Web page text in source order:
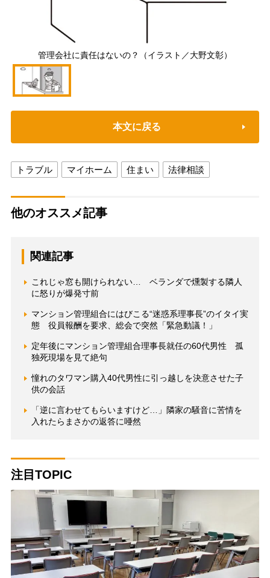
管理会社に責任はないの？（イラスト／大野文彰）
本文に戻る
トラブル マイホーム 住まい 法律相談
他のオススメ記事
関連記事
これじゃ窓も開けられない… ベランダで燻製する隣人
に怒りが爆発寸前
マンション管理組合にはびこる“迷惑系理事長”のイタイ実
態 役員報酬を要求、総会で突然「緊急動議！」
定年後にマンション管理組合理事長就任の60代男性 孤
独死現場を見て絶句
憧れのタワマン購入40代男性に引っ越しを決意させた子
供の会話
「逆に言わせてもらいますけど…」隣家の騒音に苦情を
入れたらまさかの返答に唖然
注目TOPIC